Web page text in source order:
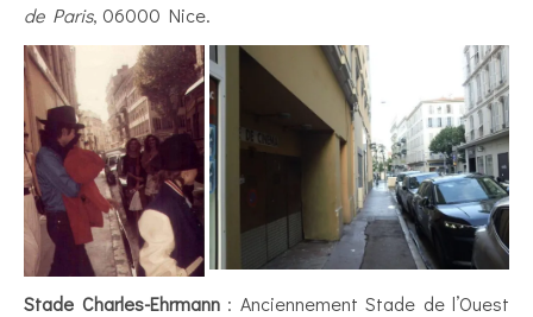
de Paris, 06000 Nice.
Stade Charles-Ehrmann: Anciennement Stade de l’Ouest